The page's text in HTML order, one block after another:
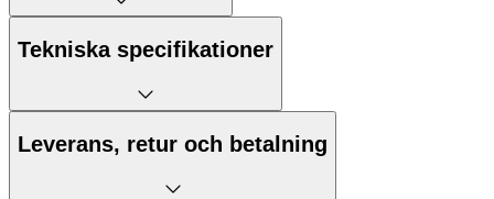
Med en enorm 6,9-tumsskärm och ett
kreativitet.
Tekniska specifikationer
Tillgänglighet
TalkBack, Högkontrastläge,
RTT, Röststyrning (Voice Access),
Leverans, retur och betalning